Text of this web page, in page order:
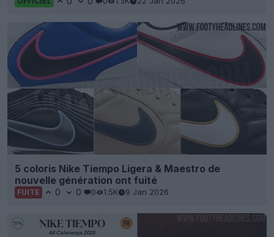
5 coloris Nike Tiempo Ligera & Maestro de
nouvelle génération ont fuité
FUITE 0 0 0 1.5K 9 Jan 2026